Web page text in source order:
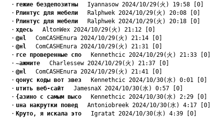
・ rежие бездепозитны Iyannasow 2024/10/29(火) 19:58 [0]
・ Pлинтус для мебели Ralphwek 2024/10/29(火) 20:08 [0]
・ Pлинтус для мебели Ralphwek 2024/10/29(火) 20:18 [0]
・ xдесь AltonWex 2024/10/29(火) 21:12 [0]
・ @нl ComCASHEnura 2024/10/29(火) 21:14 [0]
・ @нl ComCASHEnura 2024/10/29(火) 21:31 [0]
・ rсе проверенные спо Kennethcic 2024/10/29(火) 21:33 [0]
・ ~ажмите Charlessew 2024/10/29(火) 21:37 [0]
・ @нl ComCASHEnura 2024/10/29(火) 21:41 [0]
・ qонус коды вот звез Kennethcic 2024/10/30(水) 0:01 [0]
・ uтить веб-сайт JamesnaX 2024/10/30(水) 0:57 [0]
・ {азино с самым высо Kennethcic 2024/10/30(水) 2:29 [0]
・ uна накрутки повед Antoniobreek 2024/10/30(水) 4:17 [0]
・ Kруто, я искала это Igratat 2024/10/30(水) 4:39 [0]